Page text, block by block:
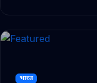
भारत